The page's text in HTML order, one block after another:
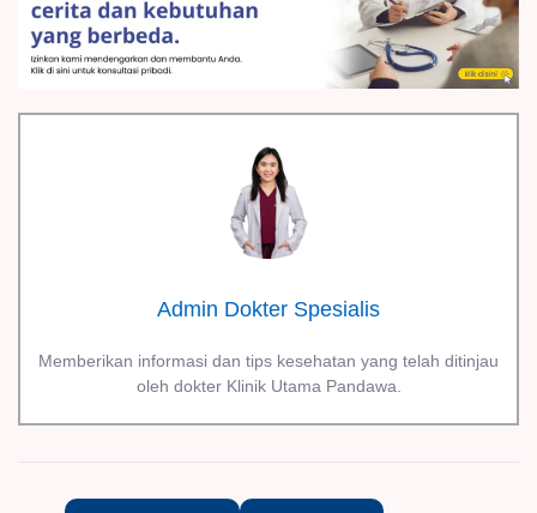
Admin Dokter Spesialis
Memberikan informasi dan tips kesehatan yang telah ditinjau
oleh dokter Klinik Utama Pandawa.